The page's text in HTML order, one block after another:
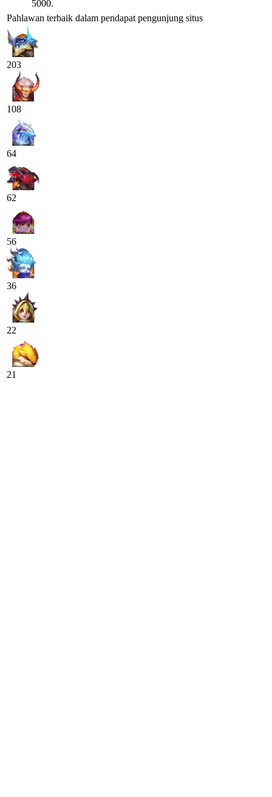
5000.
Pahlawan terbaik dalam pendapat pengunjung situs
203
108
64
62
56
36
22
21